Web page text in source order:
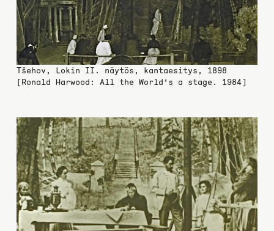
Tšehov, Lokin II. näytös, kantaesitys, 1898
[Ronald Harwood: All the World’s a stage. 1984]